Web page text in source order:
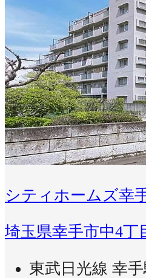
シティホームズ幸
埼玉県幸手市中4丁
東武日光線 幸